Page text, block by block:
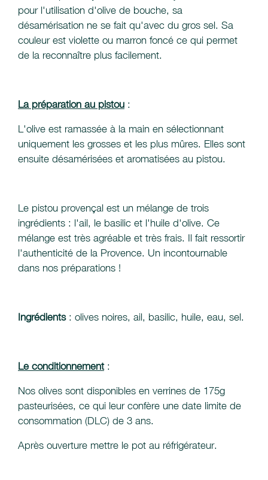
pour l'utilisation d'olive de bouche, sa
désamérisation ne se fait qu'avec du gros sel. Sa
couleur est violette ou marron foncé ce qui permet
de la reconnaître plus facilement.
La préparation au pistou :
L'olive est ramassée à la main en sélectionnant
uniquement les grosses et les plus mûres. Elles sont
ensuite désamérisées et aromatisées au pistou.
Le pistou provençal est un mélange de trois
ingrédients : l'ail, le basilic et l'huile d'olive. Ce
mélange est très agréable et très frais. Il fait ressortir
l'authenticité de la Provence. Un incontournable
dans nos préparations !
Ingrédients: olives noires, ail, basilic, huile, eau, sel.
Le conditionnement:
Nos olives sont disponibles en verrines de 175g
pasteurisées, ce qui leur confère une date limite de
consommation (DLC) de 3 ans.
Après ouverture mettre le pot au réfrigérateur.